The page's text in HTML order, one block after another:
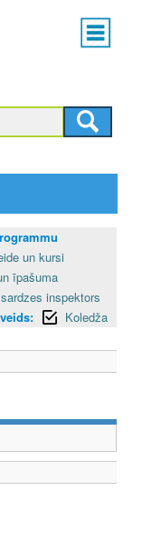
Main
menu
un kursi
īpašuma
inspektors
Koledža